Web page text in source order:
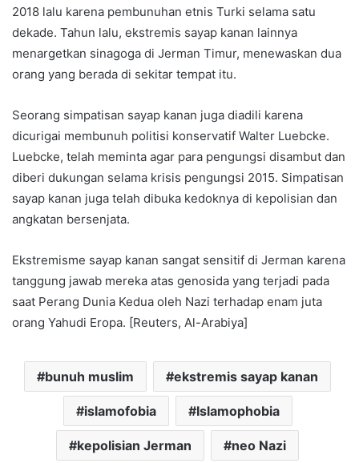
2018 lalu karena pembunuhan etnis Turki selama satu
dekade. Tahun lalu, ekstremis sayap kanan lainnya
menargetkan sinagoga di Jerman Timur, menewaskan dua
orang yang berada di sekitar tempat itu.
Seorang simpatisan sayap kanan juga diadili karena
dicurigai membunuh politisi konservatif Walter Luebcke.
Luebcke, telah meminta agar para pengungsi disambut dan
diberi dukungan selama krisis pengungsi 2015. Simpatisan
sayap kanan juga telah dibuka kedoknya di kepolisian dan
angkatan bersenjata.
Ekstremisme sayap kanan sangat sensitif di Jerman karena
tanggung jawab mereka atas genosida yang terjadi pada
saat Perang Dunia Kedua oleh Nazi terhadap enam juta
orang Yahudi Eropa. [Reuters, Al-Arabiya]
bunuh muslim ekstremis sayap kanan
islamofobia Islamophobia
kepolisian Jerman neo Nazi